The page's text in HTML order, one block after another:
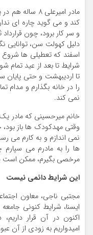
مادر امیرعلی
کند و می گوید چاره ای
و سر کار برود، چون
دلیل کهولت سن، توانایی
اسفند که تعطیلی ها
شرایط تا بعد از عید تمام
تا اردیبهشت و حتی پایان
را در خانه بگذارم و مدام
نمی کند.
وقتی مهدکودک ها باز
نمی اندازم و به کارم می
ها را به مادرم می سپارم
مرخصی بگیرم، ممکن است
این شرایط دائمی نیست
مجتبی ناجی، معاون
ایسنا، شرایط کنونی
اکنون در آن قرار
امیدواریم به زودی از آن